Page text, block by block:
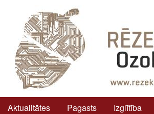
Aktualitātes Pagasts Izglītība